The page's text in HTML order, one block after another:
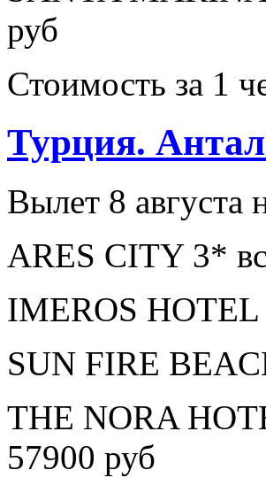
руб
Стоимость за 1
Турция.
Вылет 8 августа
ARES CITY 3*
IMEROS HOTEL
SUN FIRE
THE NORA
57900 руб